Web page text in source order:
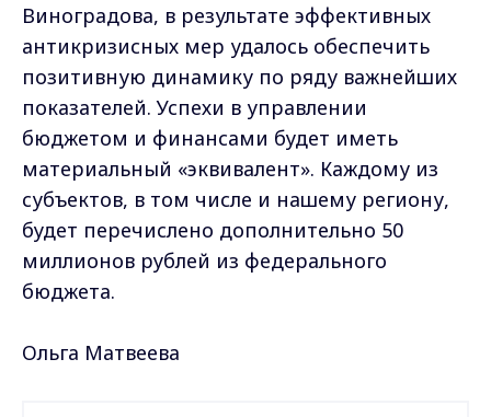
Виноградова, в результате эффективных
антикризисных мер удалось обеспечить
позитивную динамику по ряду важнейших
показателей. Успехи в управлении
бюджетом и финансами будет иметь
материальный «эквивалент». Каждому из
субъектов, в том числе и нашему региону,
будет перечислено дополнительно 50
миллионов рублей из федерального
бюджета.
Ольга Матвеева